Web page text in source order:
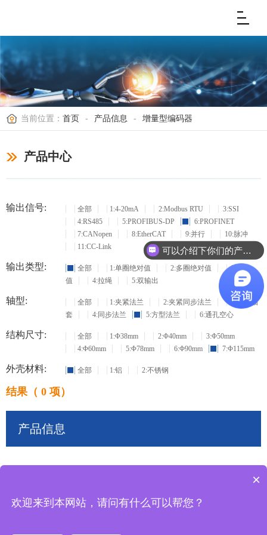
当前位置： 首页 - 产品信息 - 增量型编码器
产品中心
输出信号: 全部 1:4-20mA 2:Modbus RTU
3:SSI
4:RS485
5:PROFIBUS-DP
6:PROFINET
7:CANopen
8:EtherCAT 9:并行
10:脉冲
11:CC-Link
输出类型: 全部 1:单圈绝对值 2:多圈绝对值
3:增量
值
4:拉绳 5:双输出
轴型: 全部 1:夹紧法兰 2:夹紧同步法兰
3:盲孔轴
套
4:同步法兰 5:方型法兰 6:通孔空心
结构尺寸: 全部 1:Φ38mm 2:Φ40mm
3:Φ50mm
4:Φ60mm
5:Φ78mm 6:Φ90mm 7:Φ115mm
外壳材料: 全部 1:铝 2:不锈钢
结果（ 0 项）
产品信息
可以介绍下你们的产品么？
×
欢迎来到本网站，请问有什么可以帮您？